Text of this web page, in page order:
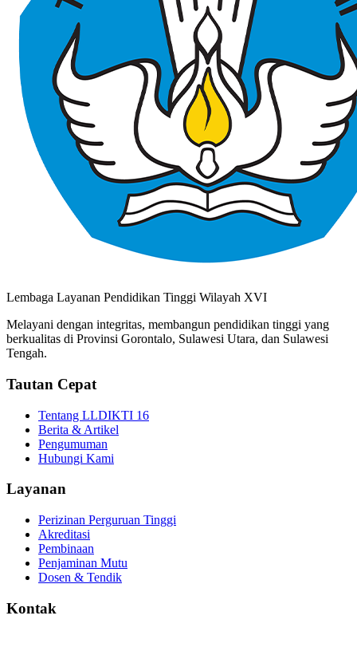
Lembaga Layanan Pendidikan Tinggi Wilayah XVI
Melayani dengan integritas, membangun pendidikan tinggi yang
berkualitas di Provinsi Gorontalo, Sulawesi Utara, dan Sulawesi
Tengah.
Tautan Cepat
Tentang LLDIKTI 16
Berita & Artikel
Pengumuman
Hubungi Kami
Layanan
Perizinan Perguruan Tinggi
Akreditasi
Pembinaan
Penjaminan Mutu
Dosen & Tendik
Kontak